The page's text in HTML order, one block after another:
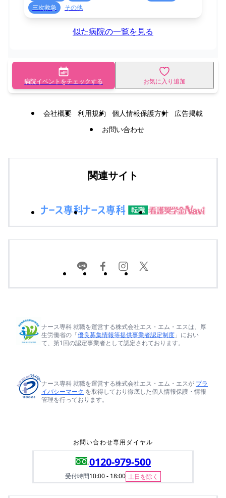
三次救急
その他
似た病院の一覧を見る
病院イベントをチェックする お気に入り追加
会社概要 利用規約 個人情報保護方針
広告掲載
お問い合わせ
関連サイト
ナース専科 就職を運営する株式会社エス・エム・エスは、厚
生労働省の「優良募集情報等提供事業者認定制度 」におい
て、第1回の認定事業者として認定されております。
ナース専科 就職を運営する株式会社エス・エム・エスが プラ
イバシーマーク を取得しており徹底した個人情報保護・情報
管理を行っております。
お問い合わせ専用ダイヤル
0120-979-500
受付時間10:00 - 18:00 土日を除く